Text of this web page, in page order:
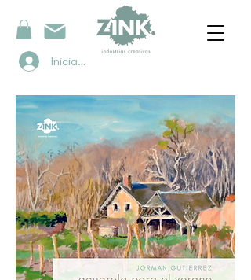
Iniciar sesión